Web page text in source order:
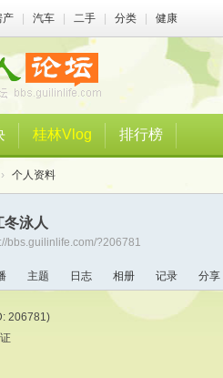
产 汽车 二手 分类 健康
桂林Vlog 排行榜
› 个人资料
冬泳人
bbs.guilinlife.com/?206781
主题 日志 相册 记录 分享
206781)